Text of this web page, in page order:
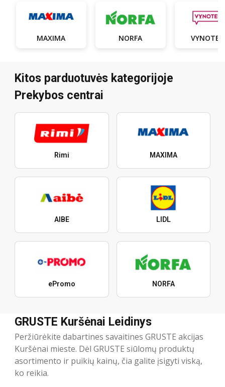
MAXIMA NORFA
Kitos parduotuvės kategorijoje
Prekybos centrai
Rimi MAXIMA
AIBE LIDL
ePromo NORFA
GRUSTE Kuršėnai Leidinys
Peržiūrėkite dabartines savaitines GRUSTE akcijas
Kuršėnai mieste. Dėl GRUSTE siūlomų produktų
asortimento ir puikių kainų, čia galite įsigyti viską,
ko reikia.